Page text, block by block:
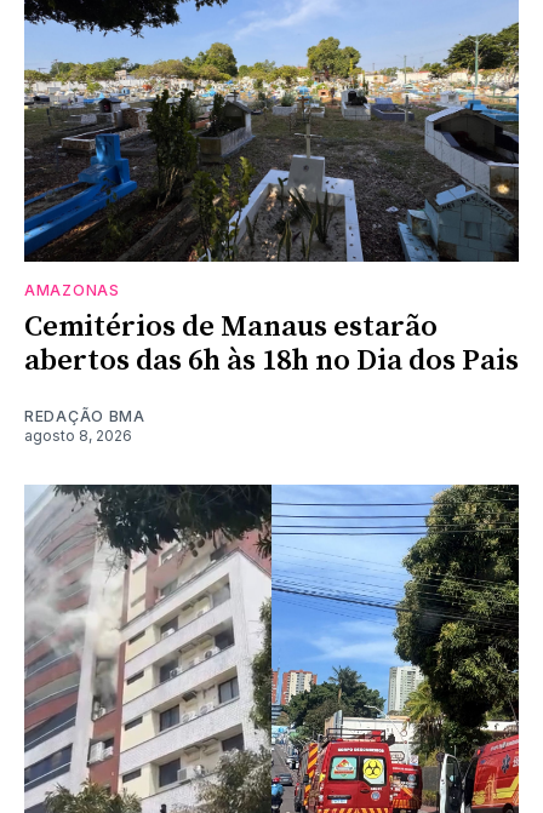
AMAZONAS
Cemitérios de Manaus estarão
abertos das 6h às 18h no Dia dos Pais
REDAÇÃO BMA
agosto 8, 2026